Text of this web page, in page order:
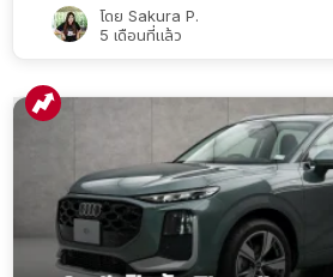
โดย Sakura P.
5 เดือนที่แล้ว